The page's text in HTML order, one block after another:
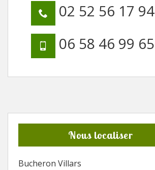
02 52 56 17 94
06 58 46 99 65
Nous localiser
Bucheron Villars